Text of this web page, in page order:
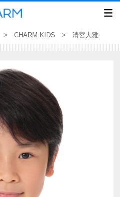
>CHARM KIDS > 清宮大雅